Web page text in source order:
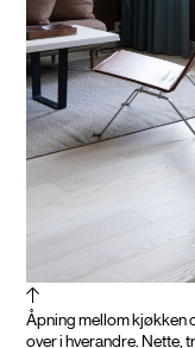
Åpning mellom kjøkken
over i hverandre. Nette,